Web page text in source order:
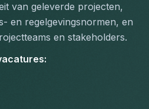
van geleverde projecten,
en regelgevingsnormen, en
en stakeholders.
: